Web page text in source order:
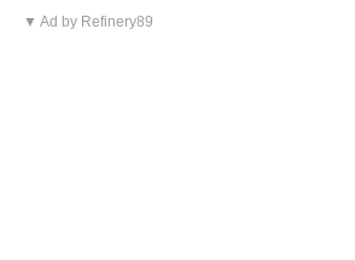
▼ Ad by Refinery89